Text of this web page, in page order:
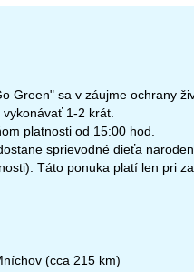
Green" sa v záujme ochrany
1-2 krát.
platnosti od 15:00 hod.
sprievodné dieťa
Táto ponuka platí len pri
(cca 215 km)